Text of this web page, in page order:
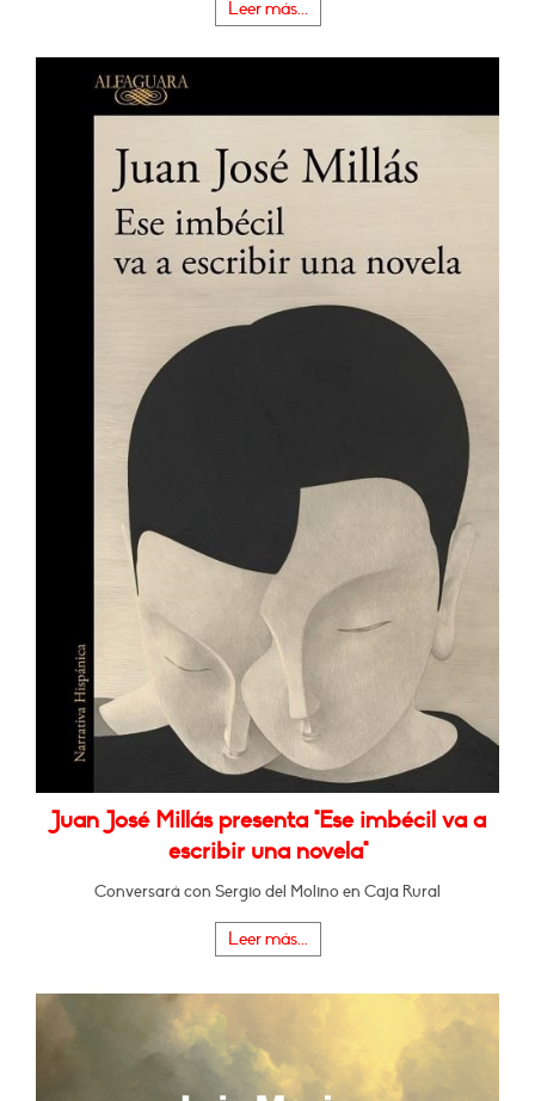
Leer más...
Juan José Millás presenta "Ese imbécil va a
escribir una novela"
Conversará con Sergio del Molino en Caja Rural
Leer más...